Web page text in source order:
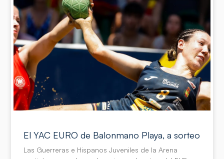
El YAC EURO de Balonmano Playa, a sorteo
Las Guerreras e Hispanos Juveniles de la Arena